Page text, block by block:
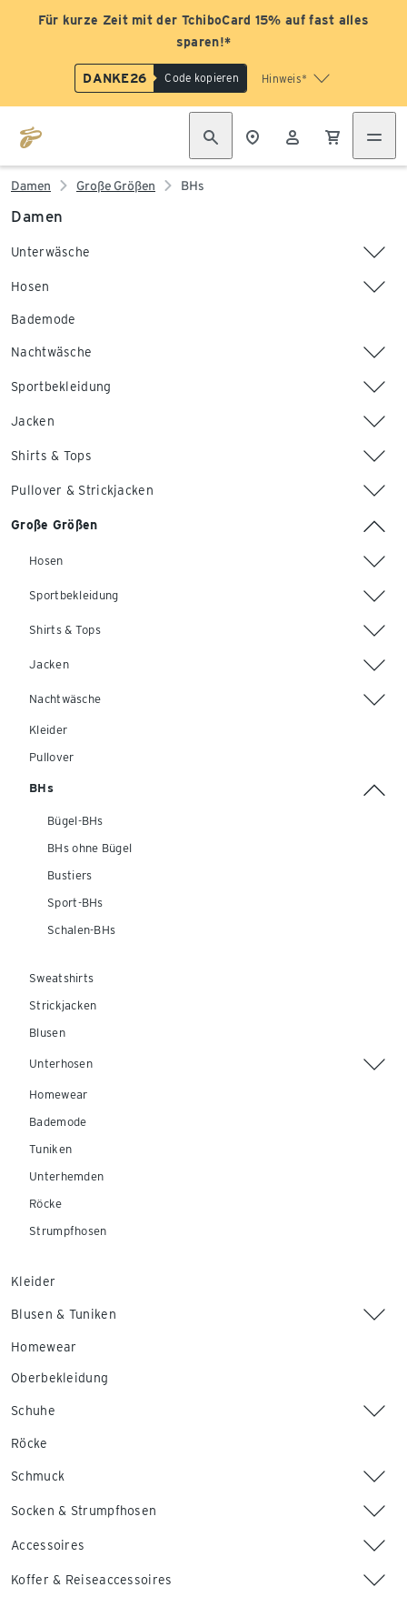
Für kurze Zeit mit der TchiboCard 15% auf fast alles
sparen!*
DANKE26 Code kopieren Hinweis*
Damen Große Größen BHs
Damen
Unterwäsche
Hosen
Bademode
Nachtwäsche
Sportbekleidung
Jacken
Shirts & Tops
Pullover & Strickjacken
Große Größen
Hosen
Sportbekleidung
Shirts & Tops
Jacken
Nachtwäsche
Kleider
Pullover
BHs
Bügel-BHs
BHs ohne Bügel
Bustiers
Sport-BHs
Schalen-BHs
Sweatshirts
Strickjacken
Blusen
Unterhosen
Homewear
Bademode
Tuniken
Unterhemden
Röcke
Strumpfhosen
Kleider
Blusen & Tuniken
Homewear
Oberbekleidung
Schuhe
Röcke
Schmuck
Socken & Strumpfhosen
Accessoires
Koffer & Reiseaccessoires